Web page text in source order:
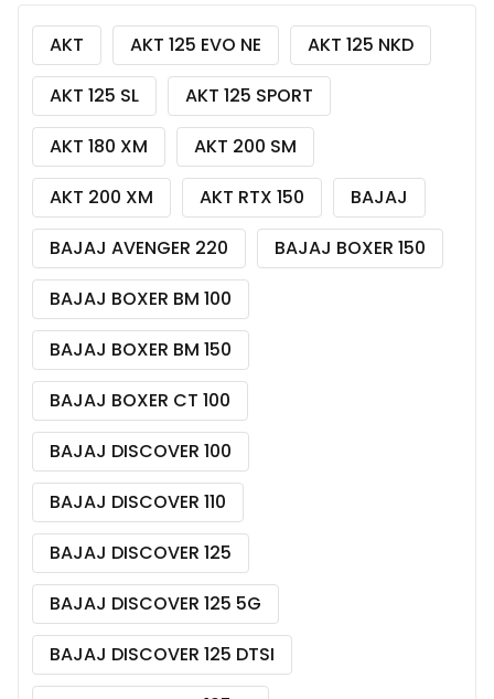
AKT AKT 125 EVO NE
AKT 125 NKD
AKT 125 SL
AKT 125 SPORT
AKT 180 XM
AKT 200 SM
AKT 200 XM
AKT RTX 150
BAJAJ
BAJAJ AVENGER 220
BAJAJ BOXER 150
BAJAJ BOXER BM 100
BAJAJ BOXER BM 150
BAJAJ BOXER CT 100
BAJAJ DISCOVER 100
BAJAJ DISCOVER 110
BAJAJ DISCOVER 125
BAJAJ DISCOVER 125 5G
BAJAJ DISCOVER 125 DTSI